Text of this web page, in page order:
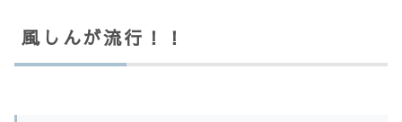
風しんが流行！！